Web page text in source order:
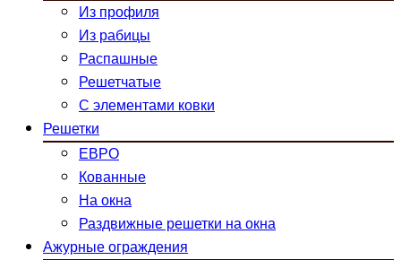
Из профиля
Из рабицы
Распашные
Решетчатые
С элементами ковки
Решетки
ЕВРО
Кованные
На окна
Раздвижные решетки на окна
Ажурные ограждения